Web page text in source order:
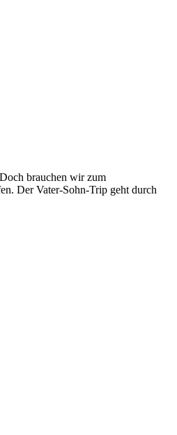
brauchen wir zum
Der Vater-Sohn-Trip geht durch